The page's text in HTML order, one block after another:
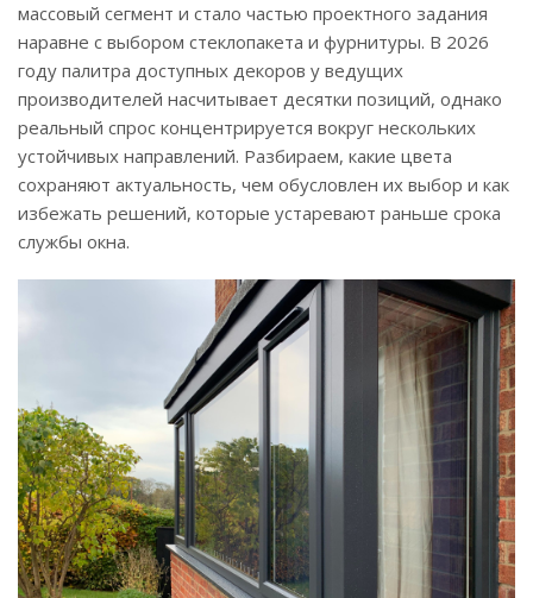
массовый сегмент и стало частью проектного задания
наравне с выбором стеклопакета и фурнитуры. В 2026
году палитра доступных декоров у ведущих
производителей насчитывает десятки позиций, однако
реальный спрос концентрируется вокруг нескольких
устойчивых направлений. Разбираем, какие цвета
сохраняют актуальность, чем обусловлен их выбор и как
избежать решений, которые устаревают раньше срока
службы окна.